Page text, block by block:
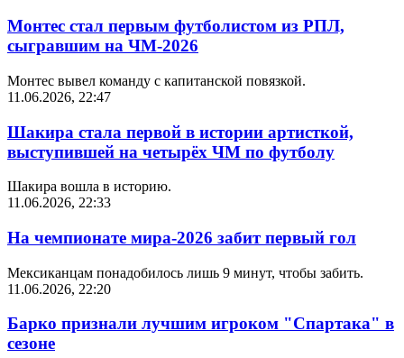
Монтес стал первым футболистом из РПЛ,
сыгравшим на ЧМ-2026
Монтес вывел команду с капитанской повязкой.
11.06.2026, 22:47
Шакира стала первой в истории артисткой,
выступившей на четырёх ЧМ по футболу
Шакира вошла в историю.
11.06.2026, 22:33
На чемпионате мира-2026 забит первый гол
Мексиканцам понадобилось лишь 9 минут, чтобы забить.
11.06.2026, 22:20
Барко признали лучшим игроком "Спартака" в
сезоне